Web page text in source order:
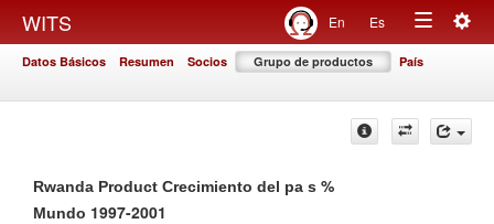
WITS En Es
Toggle
Datos Básicos Resumen Socios Grupo de productos País
Rwanda Product Crecimiento del pa s %
Mundo 1997-2001